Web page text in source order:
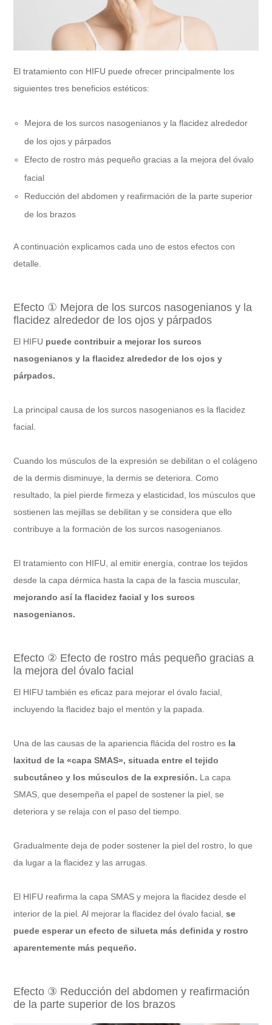
El tratamiento con HIFU puede ofrecer principalmente los
siguientes tres beneficios estéticos:
Mejora de los surcos nasogenianos y la flacidez alrededor
de los ojos y párpados
Efecto de rostro más pequeño gracias a la mejora del óvalo
facial
Reducción del abdomen y reafirmación de la parte superior
de los brazos
A continuación explicamos cada uno de estos efectos con
detalle.
Efecto ① Mejora de los surcos nasogenianos y la
flacidez alrededor de los ojos y párpados
El HIFU puede contribuir a mejorar los surcos
nasogenianos y la flacidez alrededor de los ojos y
párpados.
La principal causa de los surcos nasogenianos es la flacidez
facial.
Cuando los músculos de la expresión se debilitan o el colágeno
de la dermis disminuye, la dermis se deteriora. Como
resultado, la piel pierde firmeza y elasticidad, los músculos que
sostienen las mejillas se debilitan y se considera que ello
contribuye a la formación de los surcos nasogenianos.
El tratamiento con HIFU, al emitir energía, contrae los tejidos
desde la capa dérmica hasta la capa de la fascia muscular,
mejorando así la flacidez facial y los surcos
nasogenianos.
Efecto ② Efecto de rostro más pequeño gracias a
la mejora del óvalo facial
El HIFU también es eficaz para mejorar el óvalo facial,
incluyendo la flacidez bajo el mentón y la papada.
Una de las causas de la apariencia flácida del rostro es la
laxitud de la «capa SMAS», situada entre el tejido
subcutáneo y los músculos de la expresión. La capa
SMAS, que desempeña el papel de sostener la piel, se
deteriora y se relaja con el paso del tiempo.
Gradualmente deja de poder sostener la piel del rostro, lo que
da lugar a la flacidez y las arrugas.
El HIFU reafirma la capa SMAS y mejora la flacidez desde el
interior de la piel. Al mejorar la flacidez del óvalo facial, se
puede esperar un efecto de silueta más definida y rostro
aparentemente más pequeño.
Efecto ③ Reducción del abdomen y reafirmación
de la parte superior de los brazos